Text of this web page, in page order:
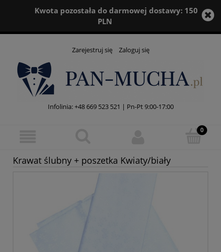
Kwota pozostała do darmowej dostawy: 150
PLN
Zarejestruj się Zaloguj się
Infolinia:+48 669 523 521 | Pn-Pt 9:00-17:00
Krawat ślubny + poszetka Kwiaty/biały